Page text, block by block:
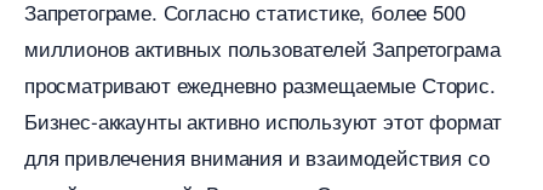
Запретограме.​ Согласно статистике, более 500
миллионов активных пользователей Запретограма
просматривают ежедневно размещаемые Сторис.​
Бизнес-аккаунты активно используют этот формат
для привлечения внимания и взаимодействия со